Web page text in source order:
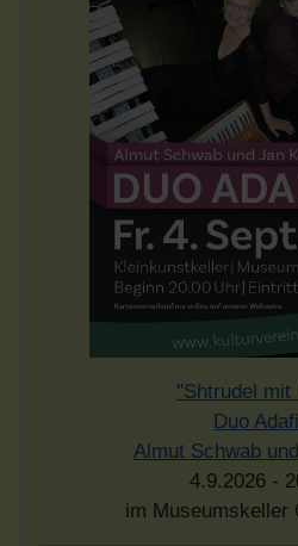
"Shtrudel mit
Duo
Almut Schwab
4.9.2026 -
im Museumskeller